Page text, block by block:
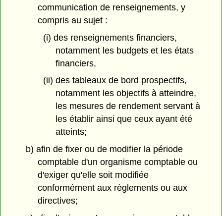
communication de renseignements, y
compris au sujet :
(i) des renseignements financiers,
notamment les budgets et les états
financiers,
(ii) des tableaux de bord prospectifs,
notamment les objectifs à atteindre,
les mesures de rendement servant à
les établir ainsi que ceux ayant été
atteints;
b) afin de fixer ou de modifier la période
comptable d'un organisme comptable ou
d'exiger qu'elle soit modifiée
conformément aux règlements ou aux
directives;